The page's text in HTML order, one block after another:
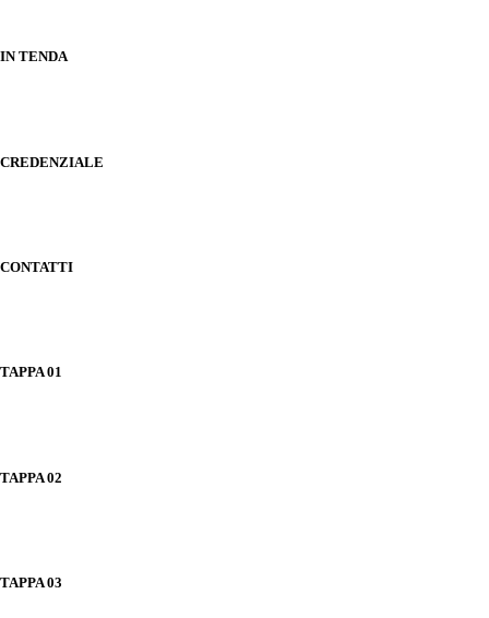
IN TENDA
CREDENZIALE
CONTATTI
TAPPA 01
TAPPA 02
TAPPA 03